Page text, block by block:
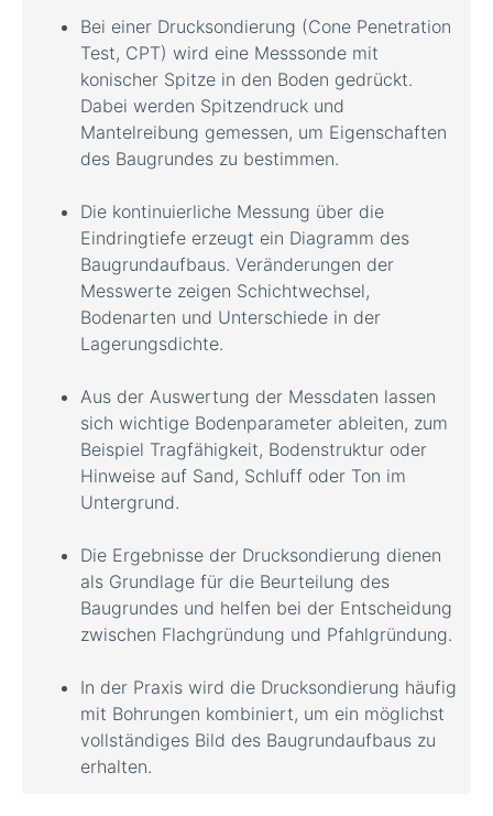
Bei einer Drucksondierung (Cone Penetration
Test, CPT) wird eine Messsonde mit
konischer Spitze in den Boden gedrückt.
Dabei werden Spitzendruck und
Mantelreibung gemessen, um Eigenschaften
des Baugrundes zu bestimmen.
Die kontinuierliche Messung über die
Eindringtiefe erzeugt ein Diagramm des
Baugrundaufbaus. Veränderungen der
Messwerte zeigen Schichtwechsel,
Bodenarten und Unterschiede in der
Lagerungsdichte.
Aus der Auswertung der Messdaten lassen
sich wichtige Bodenparameter ableiten, zum
Beispiel Tragfähigkeit, Bodenstruktur oder
Hinweise auf Sand, Schluff oder Ton im
Untergrund.
Die Ergebnisse der Drucksondierung dienen
als Grundlage für die Beurteilung des
Baugrundes und helfen bei der Entscheidung
zwischen Flachgründung und Pfahlgründung.
In der Praxis wird die Drucksondierung häufig
mit Bohrungen kombiniert, um ein möglichst
vollständiges Bild des Baugrundaufbaus zu
erhalten.